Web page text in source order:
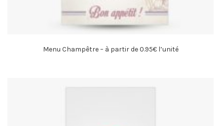
Menu Champêtre – à partir de 0.95€ l’unité